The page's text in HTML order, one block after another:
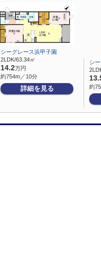
シーグレース浜甲子園
2LDK/63.34㎡
14.2万円
約754m／10分
詳細を見る
シ
約